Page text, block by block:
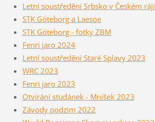
Letní soustředění Srbsko v Českém ráji
STK Göteborg a Laesoe
STK Göteborg - fotky ZBM
Fenri jaro 2024
Letní soustředění Staré Splavy 2023
WRC 2023
Fenri jaro 2023
Otvírání studánek - Mníšek 2023
Závody podzim 2022